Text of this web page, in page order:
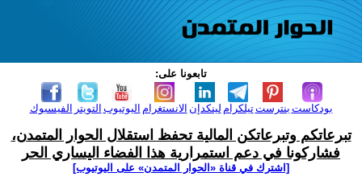
تابعونا على:
الفيسبوك التويتر اليوتيوب الانستغرام لينكدإن تيلكرامبنترست بودكاست
تبرعاتكم وتبرعاتكن المالية تحفظ استقلال الحوار المتمدن،
فشاركونا في دعم استمرارية هذا الفضاء اليساري الحر
[اشترك في قناة ‫«الحوار المتمدن» على اليوتيوب]